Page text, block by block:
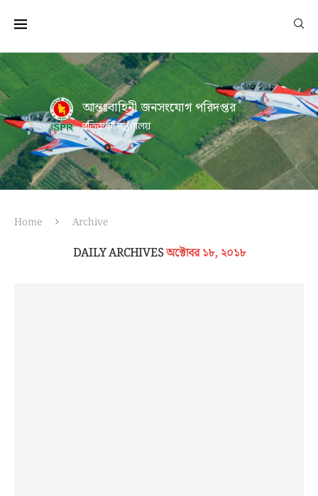
আন্তঃবাহিনী জনসংযোগ পরিদপ্তর
প্রতিরক্ষা মন্ত্রণালয়
Home Archive
DAILY ARCHIVESঅক্টোবর ১৮, ২০১৮